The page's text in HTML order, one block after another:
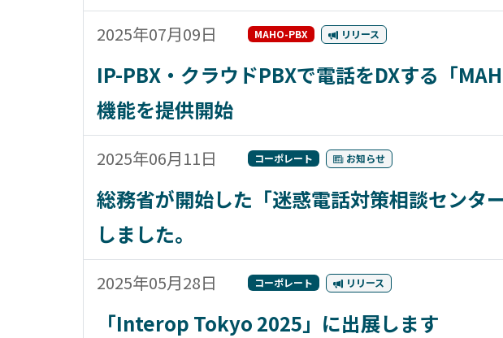
2025年07月09日 MAHO-PBX リリース
IP-PBX・クラウドPBXで電話をDXする「
機能を提供開始
2025年06月11日 コーポレート お知らせ
総務省が開始した「迷惑電話対策相談センタ
しました。
2025年05月28日 コーポレート リリース
「Interop Tokyo 2025」に出展します